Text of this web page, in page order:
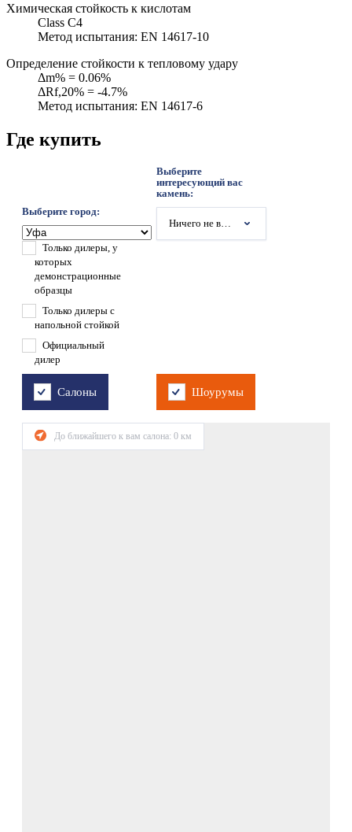
Химическая стойкость к кислотам
Class C4
Метод испытания: EN 14617-10
Определение стойкости к тепловому удару
Δm% = 0.06%
ΔRf,20% = -4.7%
Метод испытания: EN 14617-6
Где купить
Выберите город:
Выберите
интересующий вас
камень:
Ничего не выбрано
Только дилеры, у
которых
демонстрационные
образцы
Только дилеры с
напольной стойкой
Официальный
дилер
Салоны Шоурумы
До ближайшего к вам салона: 0 км